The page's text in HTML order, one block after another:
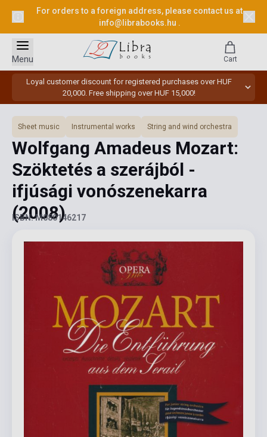
For orders to a foreign address, please contact us at
info@librabooks.hu .
Loyal customer discount for registered purchases over HUF
20,000. Free shipping over HUF 15,000!
Menu Cart
Sheet music Instrumental works String and wind orchestra
Wolfgang Amadeus Mozart:
Szöktetés a szerájból -
ifjúsági vonószenekarra
(2008)
ISBN: M080146217